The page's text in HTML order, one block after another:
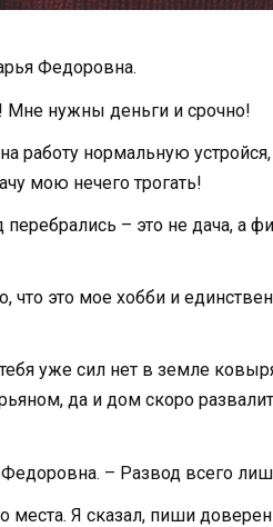
Федоровна.
Мне нужны деньги и срочно!
работу нормальную
мою нечего трогать!
– это не дача, а
что это мое хобби и
уже сил нет в земле
да и дом скоро
– Развод всего
Я сказал, пиши